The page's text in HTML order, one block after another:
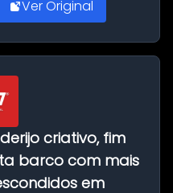
Ver Original
criativo, fim
barco com mais
em